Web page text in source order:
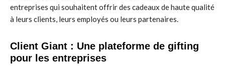
entreprises qui souhaitent offrir des cadeaux de haute qualité
à leurs clients, leurs employés ou leurs partenaires.
Client Giant : Une plateforme de gifting
pour les entreprises